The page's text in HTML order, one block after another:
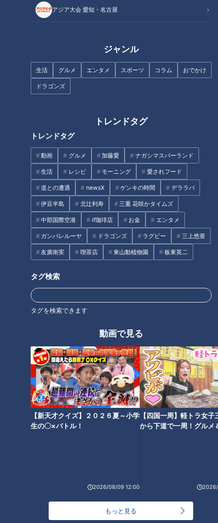
アジア大会 愛知・名古屋
ジャンル
生活 グルメ エンタメ スポーツ コラム おでかけ
ドラゴンズ
トレンドタグ
トレンドタグ
動画 グルメ 加藤愛 ナガシマスパーランド
生活 レシピ モーニング 愛されフード
道との遭遇 newsX ゲンキの時間 デララバ
伊豆半島 北辻利寿 三重 花咲かタイムズ
中部国際空港 if珈琲店 お金 エンタメ
ガンバレルーヤ ドラゴンズ ラグビー 三上悠亜
友廣南実 喫茶店 東山動植物園 板東英二
タグ検索
タグを検索できます
動画で見る
【新天才クイズ】２０２６夏～小学
生の〇×バトル！
2026/08/09 12:00
【四国一周】軽トラ女子
から下道で一周！グルメ
もっと見る
【チャント！特集】
【特集】ごみか資源か 住宅地に
巨大な山 業者は「油にリサイ
友廣アナの自転車旅｜愛知・蒲
集】
タグ
エンタメ THE TIME 若狭敬一
オススメ関連コンテンツ
界一楽なスクワット！？ダイエ
「無理なくやせる方法」
実際に使用している人の声
朝の歯みがきは「起床後」
or「朝食後」？歯科医師が推奨